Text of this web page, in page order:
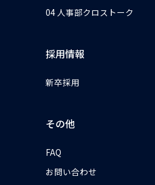
04 人事部クロストーク
採用情報
新卒採用
その他
FAQ
お問い合わせ